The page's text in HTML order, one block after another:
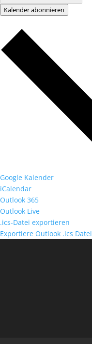
Kalender abonnieren
Google Kalender
iCalendar
Outlook 365
Outlook Live
.ics-Datei exportieren
Exportiere Outlook .ics Datei